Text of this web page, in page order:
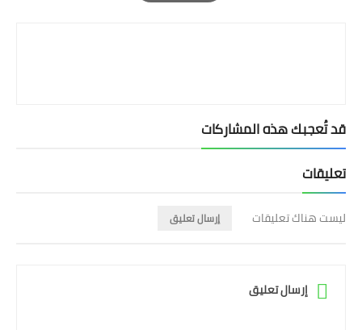
قد تُعجبك هذه المشاركات
تعليقات
ليست هناك تعليقات إرسال تعليق
إرسال تعليق